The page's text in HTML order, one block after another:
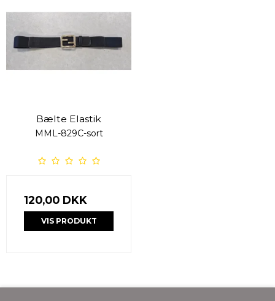
Bælte Elastik
MML-829C-sort
120,00 DKK
VIS PRODUKT